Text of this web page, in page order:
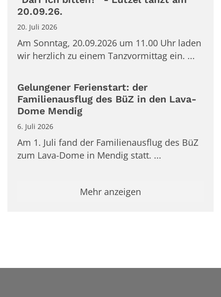
20.09.26.
20. Juli 2026
Am Sonntag, 20.09.2026 um 11.00 Uhr laden
wir herzlich zu einem Tanzvormittag ein. ...
Gelungener Ferienstart: der
Familienausflug des BüZ in den Lava-
Dome Mendig
6. Juli 2026
Am 1. Juli fand der Familienausflug des BüZ
zum Lava-Dome in Mendig statt. ...
Mehr anzeigen